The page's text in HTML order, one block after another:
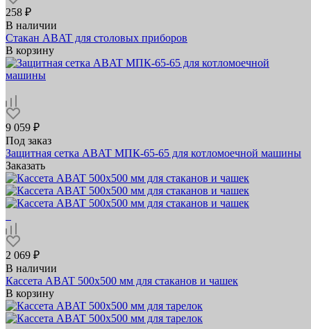
258 ₽
В наличии
Стакан ABAT для столовых приборов
В корзину
9 059 ₽
Под заказ
Защитная сетка ABAT МПК‑65‑65 для котломоечной машины
Заказать
2 069 ₽
В наличии
Кассета ABAT 500х500 мм для стаканов и чашек
В корзину